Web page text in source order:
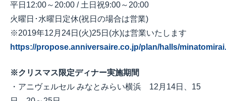
平日12:00～20:00 / 土日祝9:00～20:00
火曜日･水曜日定休(祝日の場合は営業)
※2019年12月24日(火)25日(水)は営業いたします
https://propose.anniversaire.co.jp/plan/halls/
※クリスマス限定ディナー実施期間
・アニヴェルセル みなとみらい横浜 12月14日、15